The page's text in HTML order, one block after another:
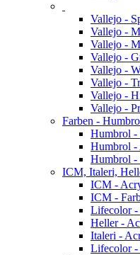
Vallejo -
Vallejo -
Vallejo -
Vallejo -
Vallejo -
Vallejo -
Vallejo -
Vallejo -
Farben -
Humbrol -
Humbrol -
Humbrol -
ICM, Italeri,
ICM -
ICM -
Lifecolor -
Heller -
Italeri -
Lifecolor -